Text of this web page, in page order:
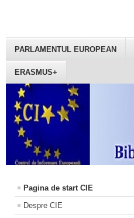
PARLAMENTUL EUROPEAN
ERASMUS+
Pagina de start CIE
Despre CIE